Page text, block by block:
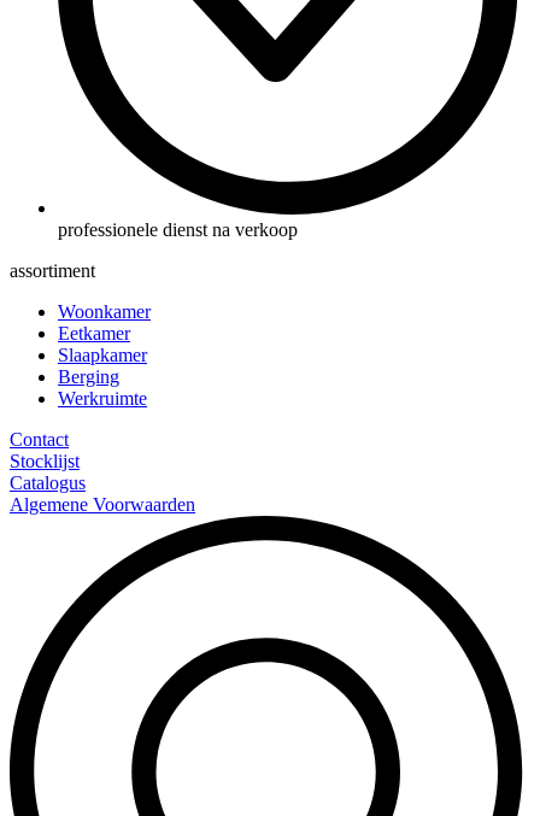
professionele dienst na verkoop
assortiment
Woonkamer
Eetkamer
Slaapkamer
Berging
Werkruimte
Contact
Stocklijst
Catalogus
Algemene Voorwaarden